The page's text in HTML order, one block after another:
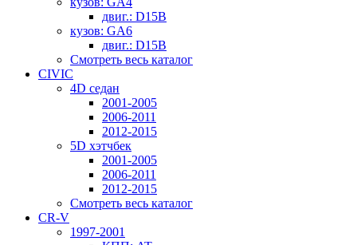
двиг.: D15B
кузов: GA6
двиг.: D15B
Смотреть весь каталог
CIVIC
4D седан
2001-2005
2006-2011
2012-2015
5D хэтчбек
2001-2005
2006-2011
2012-2015
Смотреть весь каталог
CR-V
1997-2001